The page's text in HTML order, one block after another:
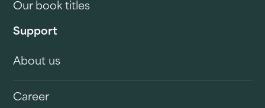
Our book titles
Support
About us
Career